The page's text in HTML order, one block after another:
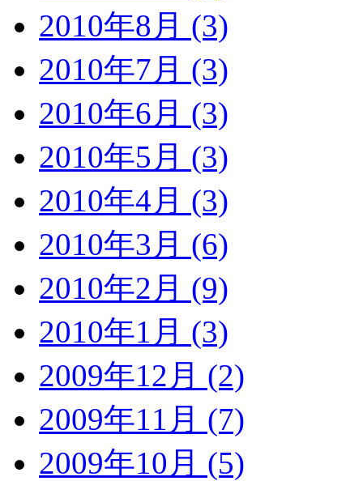
2010年8月 (3)
2010年7月 (3)
2010年6月 (3)
2010年5月 (3)
2010年4月 (3)
2010年3月 (6)
2010年2月 (9)
2010年1月 (3)
2009年12月 (2)
2009年11月 (7)
2009年10月 (5)